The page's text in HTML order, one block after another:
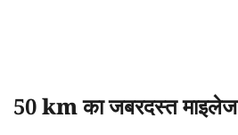
50 km का जबरदस्त माइलेज